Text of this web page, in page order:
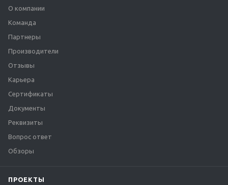
О компании
Команда
Партнеры
Производители
Отзывы
Карьера
Сертификаты
Документы
Реквизиты
Вопрос ответ
Обзоры
ПРОЕКТЫ